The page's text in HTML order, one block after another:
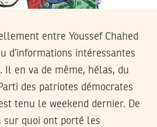
entre Youssef Chahed
d’informations intéressantes
Il en va de même, hélas, du
des patriotes démocrates
tenu le weekend dernier. De
sur quoi ont porté les